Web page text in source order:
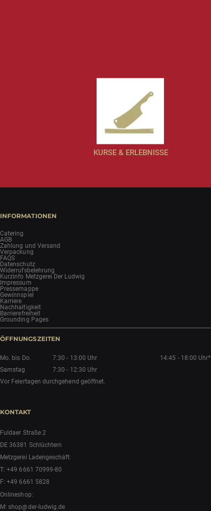
KURSE & ERLEBNISSE
INFORMATIONEN
Catering
AGB
Zahlung und Versand
Verpackung
FAQS
Datenschutz
Widerrufsbelehrung
Kurzinfo Metzgerei Der Ludwig
Impressum
Pressemappe
Gewinnspiel
Karriere
Nachhaltigkeit
Barrierefreiheit
Grounding Pages
ÖFFNUNGSZEITEN
Mo. bis Do. 7:30 - 13:00 Uhr 14:45 - 18:00 Uhr*
Samstag
7:30 - 12:30 Uhr
Vor Feiertagen durchgehend geöffnet.
KONTAKT
Fuldaer Straße 2
DE 36381 Schlüchtern
Metzgerei Ladengeschäft:
T:+49 6661 70999-80
F: +49 6661 5828
Onlineshop:
M:shop@der-ludwig.de